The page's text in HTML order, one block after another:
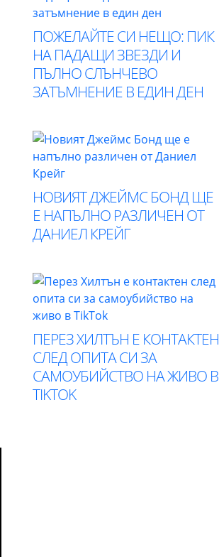
ПОЖЕЛАЙТЕ СИ НЕЩО: ПИК
НА ПАДАЩИ ЗВЕЗДИ И
ПЪЛНО СЛЪНЧЕВО
ЗАТЪМНЕНИЕ В ЕДИН ДЕН
НОВИЯТ ДЖЕЙМС БОНД ЩЕ
Е НАПЪЛНО РАЗЛИЧЕН ОТ
ДАНИЕЛ КРЕЙГ
ПЕРЕЗ ХИЛТЪН Е КОНТАКТЕН
СЛЕД ОПИТА СИ ЗА
САМОУБИЙСТВО НА ЖИВО В
TIKTOK